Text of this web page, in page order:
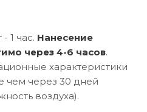
1 час. Нанесение
через 4-6 часов.
характеристики
чем через 30 дней
воздуха).